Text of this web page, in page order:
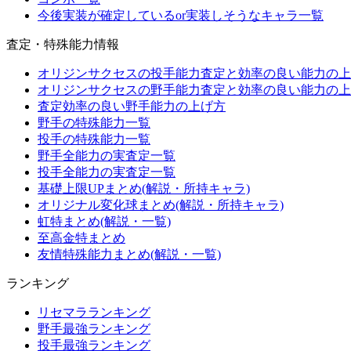
今後実装が確定しているor実装しそうなキャラ一覧
査定・特殊能力情報
オリジンサクセスの投手能力査定と効率の良い能力の
オリジンサクセスの野手能力査定と効率の良い能力の
査定効率の良い野手能力の上げ方
野手の特殊能力一覧
投手の特殊能力一覧
野手全能力の実査定一覧
投手全能力の実査定一覧
基礎上限UPまとめ(解説・所持キャラ)
オリジナル変化球まとめ(解説・所持キャラ)
虹特まとめ(解説・一覧)
至高金特まとめ
友情特殊能力まとめ(解説・一覧)
ランキング
リセマラランキング
野手最強ランキング
投手最強ランキング